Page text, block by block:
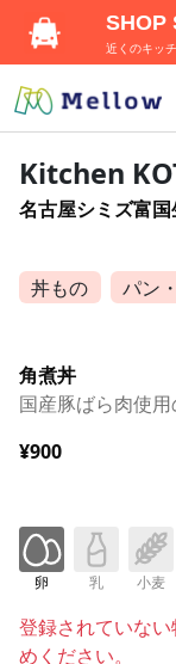
Kitchen
名古屋シミズ富
丼もの パン
角煮丼
国産豚ばら肉使
¥900
卵 乳 小麦
登録されていな
めください。
SHOP
近くのキッ